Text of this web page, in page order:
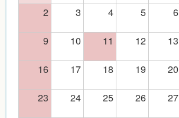
2 3 4 5 6
9 10 11 12 13
16
17 18 19 20
23
24 25 26 27